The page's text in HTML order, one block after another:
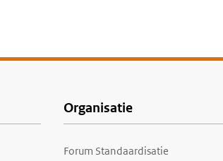
Organisatie
Forum Standaardisatie